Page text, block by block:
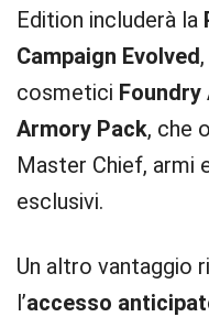
Edition includerà la
Campaign Evolved
cosmetici Foundry
Armory Pack, che
Master Chief, armi
esclusivi.
Un altro vantaggio
l’accesso